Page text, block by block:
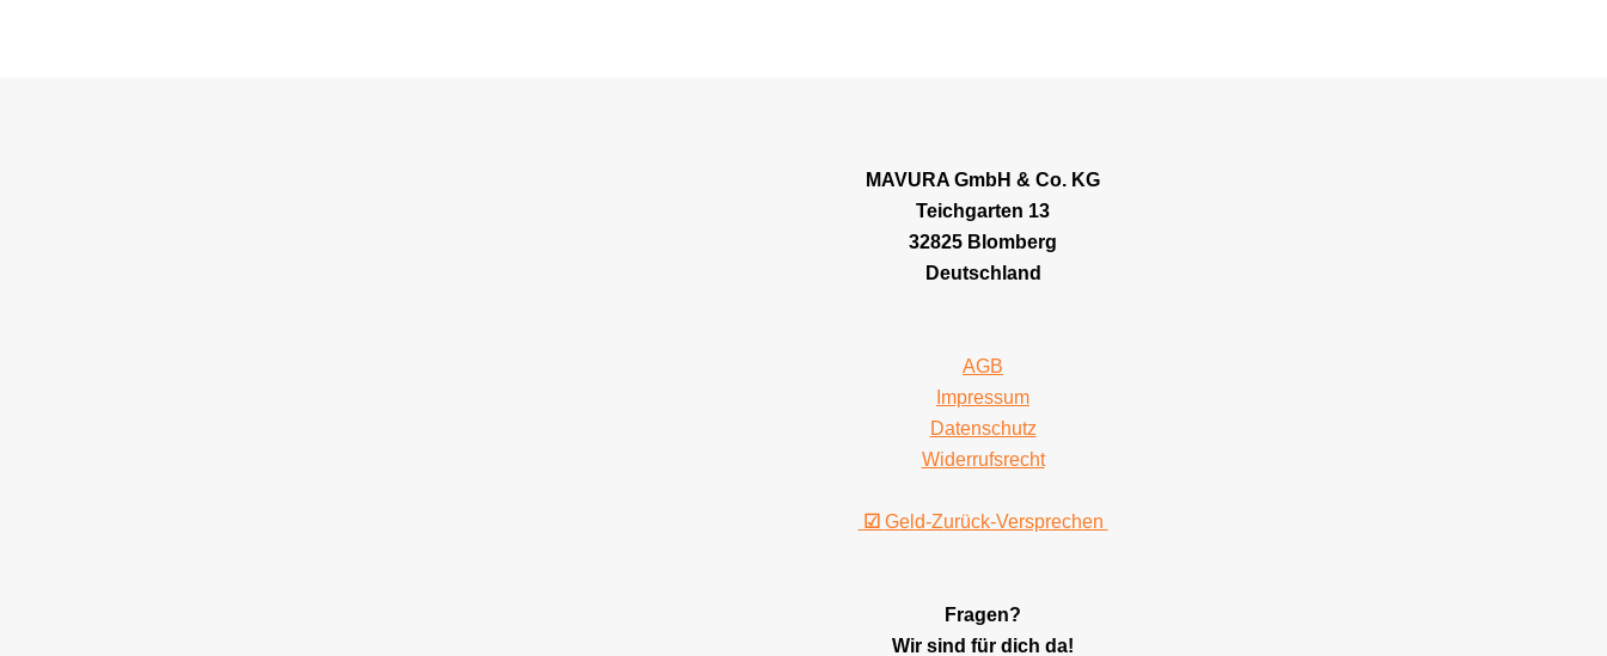
MAVURA GmbH & Co. KG
Teichgarten 13
32825 Blomberg
Deutschland
AGB
Impressum
Datenschutz
Widerrufsrecht
☑ Geld-Zurück-Versprechen
Fragen?
Wir sind für dich da!